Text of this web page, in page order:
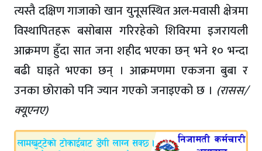
त्यस्तै दक्षिण गाजाको खान युनूसस्थित अल-मवासी क्षेत्रमा
विस्थापितहरू बसोबास गरिरहेको शिविरमा इजरायली
आक्रमण हुँदा सात जना शहीद भएका छन् भने १० भन्दा
बढी घाइते भएका छन् । आक्रमणमा एकजना बुबा र
उनका छोराको पनि ज्यान गएको जनाइएको छ । (रासस/
क्यूएनए)